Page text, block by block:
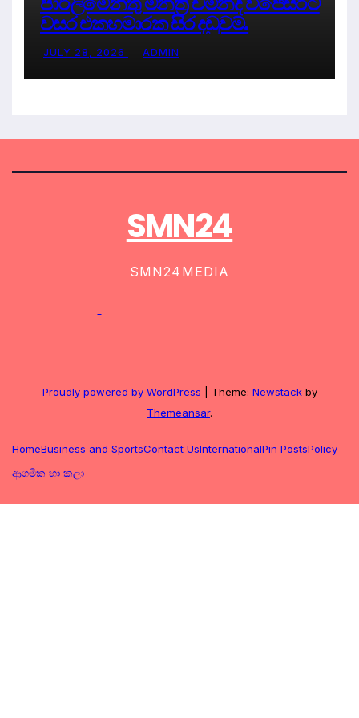
වසර එකහමාරක සිර දඬුවම්.
JULY 28, 2026 ADMIN
SMN24
SMN24MEDIA
Proudly powered by WordPress Theme: Newstackby
Themeansar.
HomeBusiness and SportsContact UsInternationalPin PostsPolicy
ආගමික හා කලා